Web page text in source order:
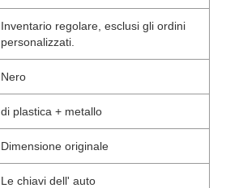
Inventario regolare, esclusi gli ordini
personalizzati.
Nero
di plastica + metallo
Dimensione originale
Le chiavi dell' auto